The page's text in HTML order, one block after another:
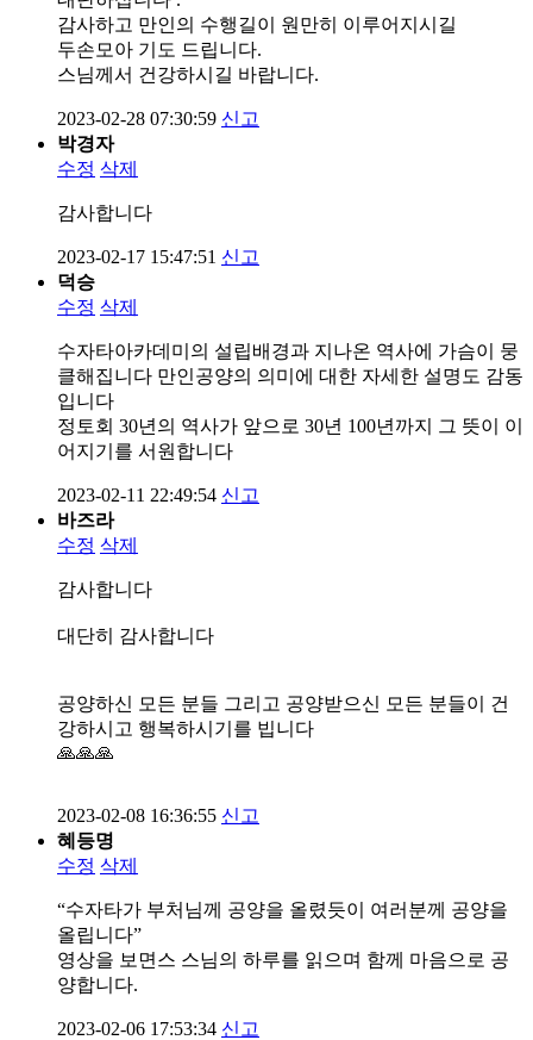
감사하고 만인의 수행길이 원만히 이루어지시길
두손모아 기도 드립니다.
스님께서 건강하시길 바랍니다.
2023-02-28 07:30:59 신고
박경자
수정 삭제
감사합니다
2023-02-17 15:47:51 신고
덕승
수정 삭제
수자타아카데미의 설립배경과 지나온 역사에 가슴이 뭉
클해집니다 만인공양의 의미에 대한 자세한 설명도 감동
입니다
정토회 30년의 역사가 앞으로 30년 100년까지 그 뜻이 이
어지기를 서원합니다
2023-02-11 22:49:54 신고
바즈라
수정 삭제
감사합니다
대단히 감사합니다
공양하신 모든 분들 그리고 공양받으신 모든 분들이 건
강하시고 행복하시기를 빕니다
🙏🙏🙏
2023-02-08 16:36:55 신고
혜등명
수정 삭제
“수자타가 부처님께 공양을 올렸듯이 여러분께 공양을
올립니다”
영상을 보면스 스님의 하루를 읽으며 함께 마음으로 공
양합니다.
2023-02-06 17:53:34 신고